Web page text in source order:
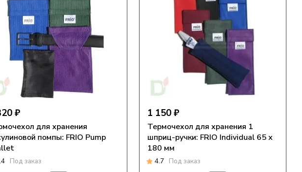
₽
для хранения
помпы: FRIO Pump
Под заказ
1 150 ₽
Термочехол для хранения 1
шприц-ручки: FRIO Individual 65 х
180 мм
4.7 Под заказ